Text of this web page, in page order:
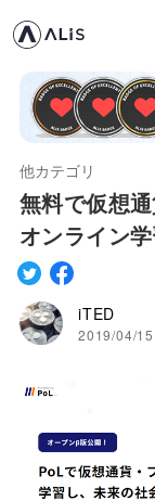
他カテゴリ
無料で仮想
オンライン
iTED
2019/04/15